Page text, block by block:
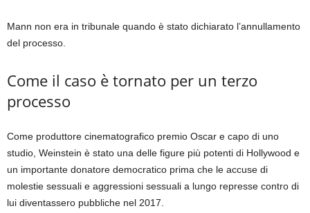
Mann non era in tribunale quando è stato dichiarato l’annullamento
del processo.
Come il caso è tornato per un terzo
processo
Come produttore cinematografico premio Oscar e capo di uno
studio, Weinstein è stato una delle figure più potenti di Hollywood e
un importante donatore democratico prima che le accuse di
molestie sessuali e aggressioni sessuali a lungo represse contro di
lui diventassero pubbliche nel 2017.